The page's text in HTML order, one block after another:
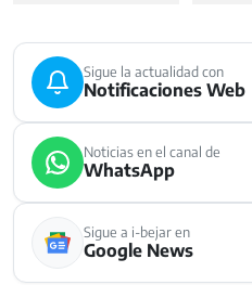
Sigue la actualidad con
Notificaciones Web
Noticias en el canal de
WhatsApp
Sigue a i-bejar en
Google News